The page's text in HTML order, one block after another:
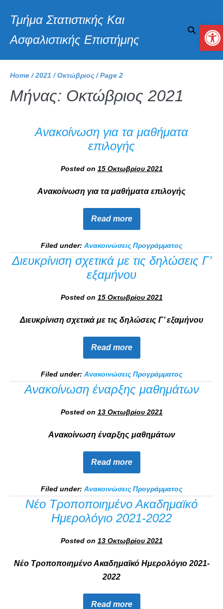
Τμήμα Στατιστικής Και
Ασφαλιστικής Επιστήμης
Home /2021 /Οκτώβριος /Page 2
Μήνας: Οκτώβριος 2021
Ανακοίνωση για τα μαθήματα
επιλογής
Posted on 15 Οκτωβρίου 2021
Ανακοίνωση για τα μαθήματα επιλογής
Read more
Filed under: Ανακοινώσεις Προγράμματος
Διευκρίνιση σχετικά με τις δηλώσεις Γ’
εξαμήνου
Posted on 15 Οκτωβρίου 2021
Διευκρίνιση σχετικά με τις δηλώσεις Γ’ εξαμήνου
Read more
Filed under: Ανακοινώσεις Προγράμματος
Ανακοίνωση έναρξης μαθημάτων
Posted on 13 Οκτωβρίου 2021
Ανακοίνωση έναρξης μαθημάτων
Read more
Filed under: Ανακοινώσεις Προγράμματος
Νέο Τροποποιημένο Ακαδημαϊκό
Ημερολόγιο 2021-2022
Posted on 13 Οκτωβρίου 2021
Νέο Τροποποιημένο Ακαδημαϊκό Ημερολόγιο 2021-
2022
Read more